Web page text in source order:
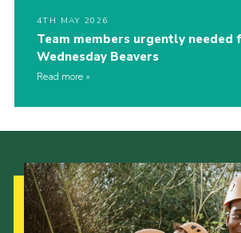
4TH MAY 2026
Team members urgently needed
Wednesday Beavers
Read more